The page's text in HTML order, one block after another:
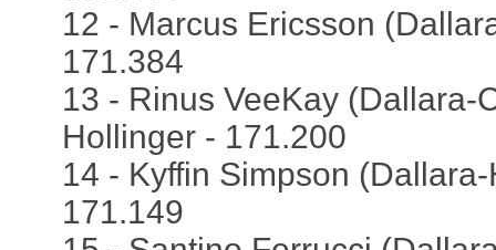
12 - Marcus Ericsson
171.384
13 - Rinus VeeKay (Dallara-
Hollinger - 171.200
14 - Kyffin Simpson
171.149